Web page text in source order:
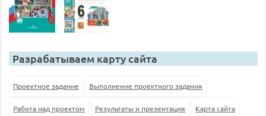
Разрабатываем карту сайта
Проектное задание Выполнение проектного задания
Работа над проектом Результаты и презентация Карта сайта